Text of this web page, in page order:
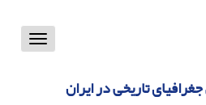
Toggle
تاریخی در ایران